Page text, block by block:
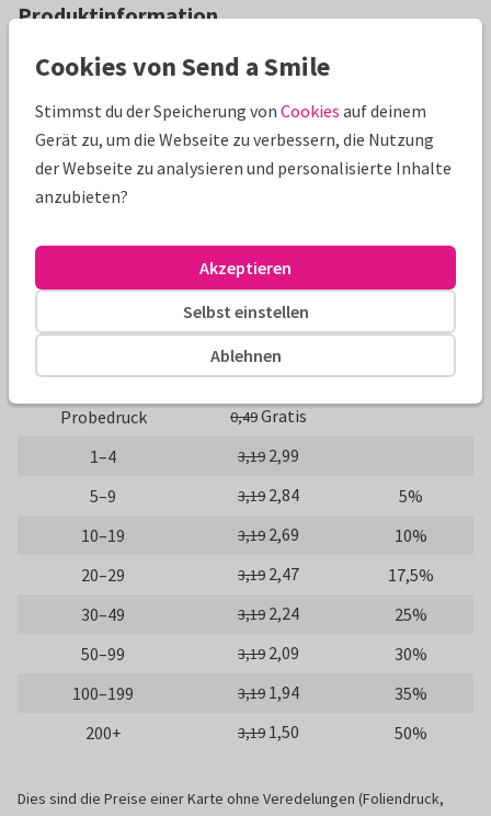
Produktinformation
Farbenfrohe Geburtstagseinladung in klassischem Look mit
einsetzen!
Alle Karten können nach Wunsch angepasst werden.
Größen und Preise
10 x 15 cm 15 x 21 cm 21 x 30 cm
Anzahl Preis p./St. Rabatt
Probedruck 0,49Gratis
1–4
3,19 2,99
5–9
3,19 2,84
5%
10–19
3,19 2,69
10%
20–29
3,19 2,47
17,5%
30–49
3,19 2,24
25%
50–99
3,19 2,09
30%
100–199
3,19 1,94
35%
200+
3,19 1,50 50%
Dies sind die Preise einer Karte ohne Veredelungen (Foliendruck,
Cookies von Send a Smile
Stimmst du der Speicherung von Cookies auf deinem
Gerät zu, um die Webseite zu verbessern, die Nutzung
der Webseite zu analysieren und personalisierte Inhalte
anzubieten?
Ablehnen
Selbst einstellen
Akzeptieren